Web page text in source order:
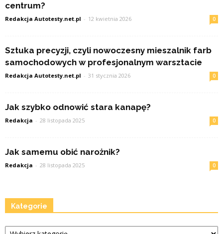
centrum?
Redakcja Autotesty.net.pl - 12 kwietnia 2026 0
Sztuka precyzji, czyli nowoczesny mieszalnik farb
samochodowych w profesjonalnym warsztacie
Redakcja Autotesty.net.pl - 31 stycznia 2026 0
Jak szybko odnowić stara kanapę?
Redakcja - 28 listopada 2025 0
Jak samemu obić narożnik?
Redakcja - 28 listopada 2025 0
Kategorie
Kategorie